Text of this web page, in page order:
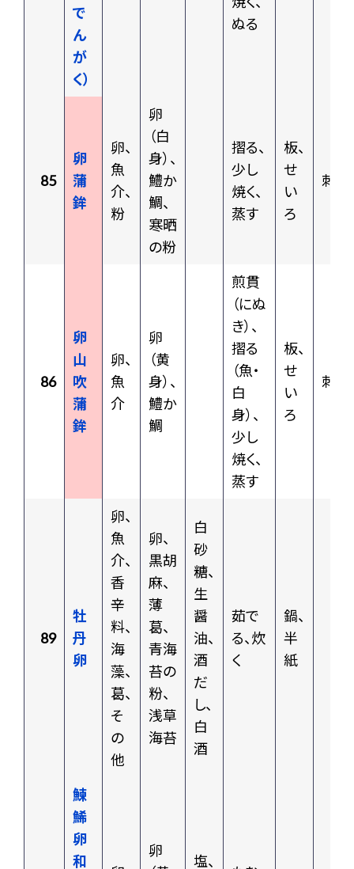
で
ん
が
く）
ぬる
85
卵
蒲
鉾
卵、
魚
介、
粉
卵
（白
身）、
鱧か
鯛、
寒晒
の粉
摺る、
少し
焼く、
蒸す
板、
せ
い
ろ
刺身
86
卵
山
吹
蒲
鉾
卵、
魚
介
卵
（黄
身）、
鱧か
鯛
煎貫
（にぬ
き）、
摺る
（魚・
白
身）、
少し
焼く、
蒸す
板、
せ
い
ろ
刺身
89
牡
丹
卵
卵、
魚
介、
香
辛
料、
海
藻、
葛、
そ
の
他
卵、
黒胡
麻、
薄
葛、
青海
苔の
粉、
浅草
海苔
白
砂
糖、
生
醤
油、
酒
だ
し、
白
酒
茹で
る、炊
く
鍋、
半
紙
鰊
鯑
卵
和
卵
塩、